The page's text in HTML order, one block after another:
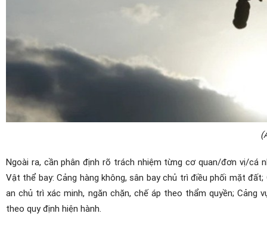
Ngoài ra, cần phân định rõ trách nhiệm từng cơ quan/đơn vị/
Vật thể bay: Cảng hàng không, sân bay chủ trì điều phối mặt
an chủ trì xác minh, ngăn chặn, chế áp theo thẩm quyền;
theo quy định hiện hành.